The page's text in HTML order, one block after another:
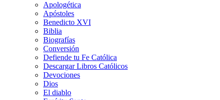
Apologética
Apóstoles
Benedicto XVI
Biblia
Biografías
Conversión
Defiende tu Fe Católica
Descargar Libros Católicos
Devociones
Dios
El diablo